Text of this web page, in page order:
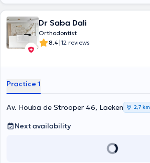
Dr Saba Dali
Orthodontist
8.4|12 reviews
Practice 1
Av. Houba de Strooper 46, Laeken 2,7 km
Next availability